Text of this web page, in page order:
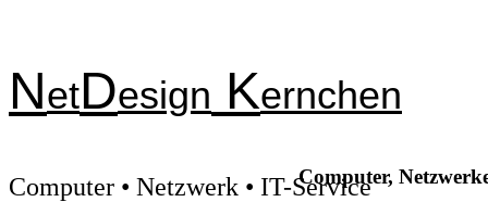
NetDesign Kernchen
Computer • Netzwerk • IT-Service
Computer,